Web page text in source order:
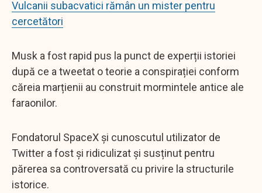
Vulcanii subacvatici rămân un mister pentru
cercetători
Musk a fost rapid pus la punct de experții istoriei
după ce a tweetat o teorie a conspirației conform
căreia marțienii au construit mormintele antice ale
faraonilor.
Fondatorul SpaceX și cunoscutul utilizator de
Twitter a fost și ridiculizat și susținut pentru
părerea sa controversată cu privire la structurile
istorice.